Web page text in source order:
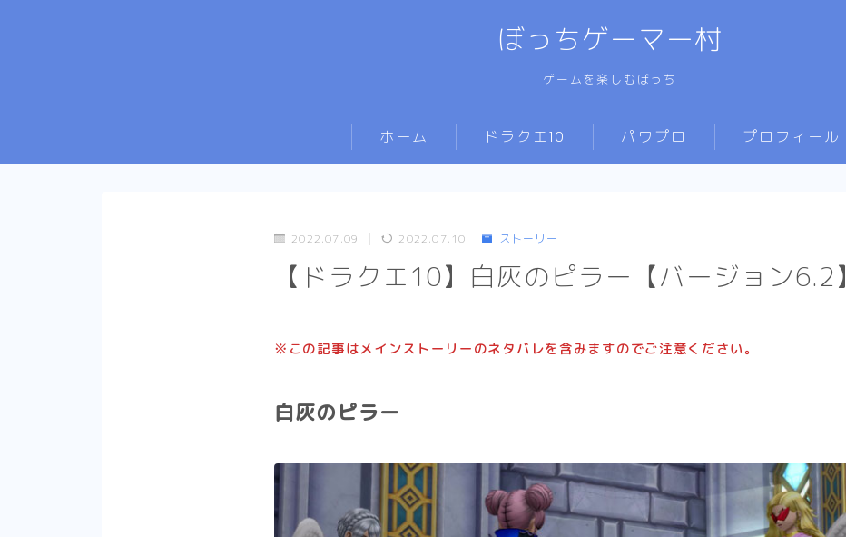
ぼっちゲーマー村
ゲームを楽しむぼっち
ホーム ドラクエ10
深淵の咎人たち
パワプロ プロフィール
2022.07.09 2022.07.10 ストーリー
【ドラクエ10】白灰のピラー【バージョン6.2】
※この記事はメインストーリーのネタバレを含みますのでご注意ください。
白灰のピラー